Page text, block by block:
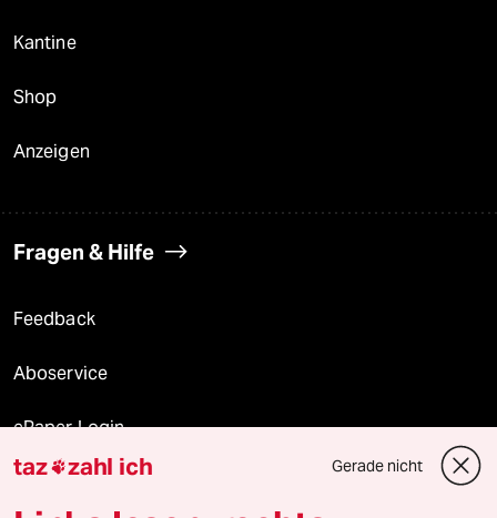
Kantine
Shop
Anzeigen
Fragen & Hilfe
Feedback
Aboservice
ePaper Login
Downloads für Abonnierende
taz zahl ich Gerade nicht